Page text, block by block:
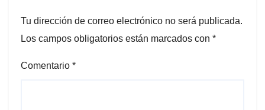
Tu dirección de correo electrónico no será publicada.
Los campos obligatorios están marcados con *
Comentario *